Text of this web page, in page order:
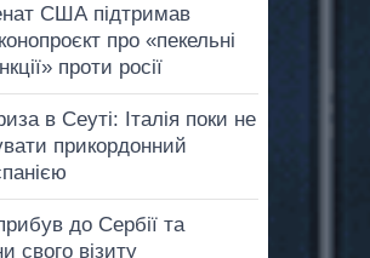
США підтримав
про «пекельні
проти росії
в Сеуті: Італія поки не
прикордонний
до Сербії та
свого візиту